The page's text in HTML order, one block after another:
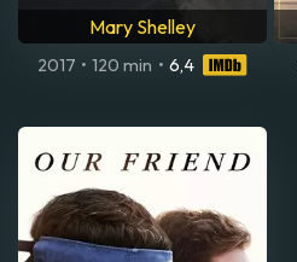
Mary Shelley
2017 • 120 min • 6,4